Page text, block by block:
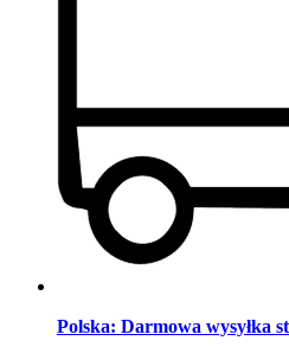
Polska: Darmowa wysyłka